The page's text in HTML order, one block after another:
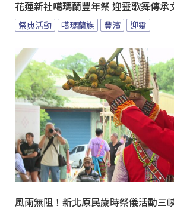
花蓮新社噶瑪蘭豐年祭 迎靈歌舞傳承
祭典活動 噶瑪蘭族 豐濱 迎靈
風雨無阻！新北原民歲時祭儀活動三